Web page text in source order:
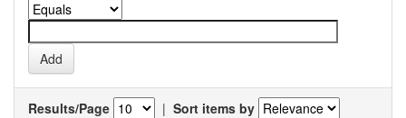
Results/Page | Sort items by